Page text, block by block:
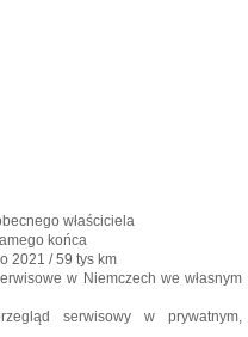
właściciela
końca
2021 / 59 tys km
w Niemczech we własnym
serwisowy w prywatnym,